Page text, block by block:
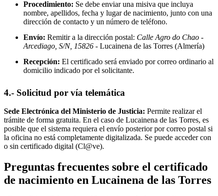
Procedimiento: Se debe enviar una misiva que incluya
nombre, apellidos, fecha y lugar de nacimiento, junto con una
dirección de contacto y un número de teléfono.
Envío: Remitir a la dirección postal: Calle Agro do Chao -
Arcediago, S/N, 15826 - Lucainena de las Torres (Almería)
Recepción: El certificado será enviado por correo ordinario al
domicilio indicado por el solicitante.
4.- Solicitud por vía telemática
Sede Electrónica del Ministerio de Justicia: Permite realizar el
trámite de forma gratuita. En el caso de Lucainena de las Torres, es
posible que el sistema requiera el envío posterior por correo postal si
la oficina no está completamente digitalizada. Se puede acceder con
o sin certificado digital (Cl@ve).
Preguntas frecuentes sobre el certificado
de nacimiento en Lucainena de las Torres